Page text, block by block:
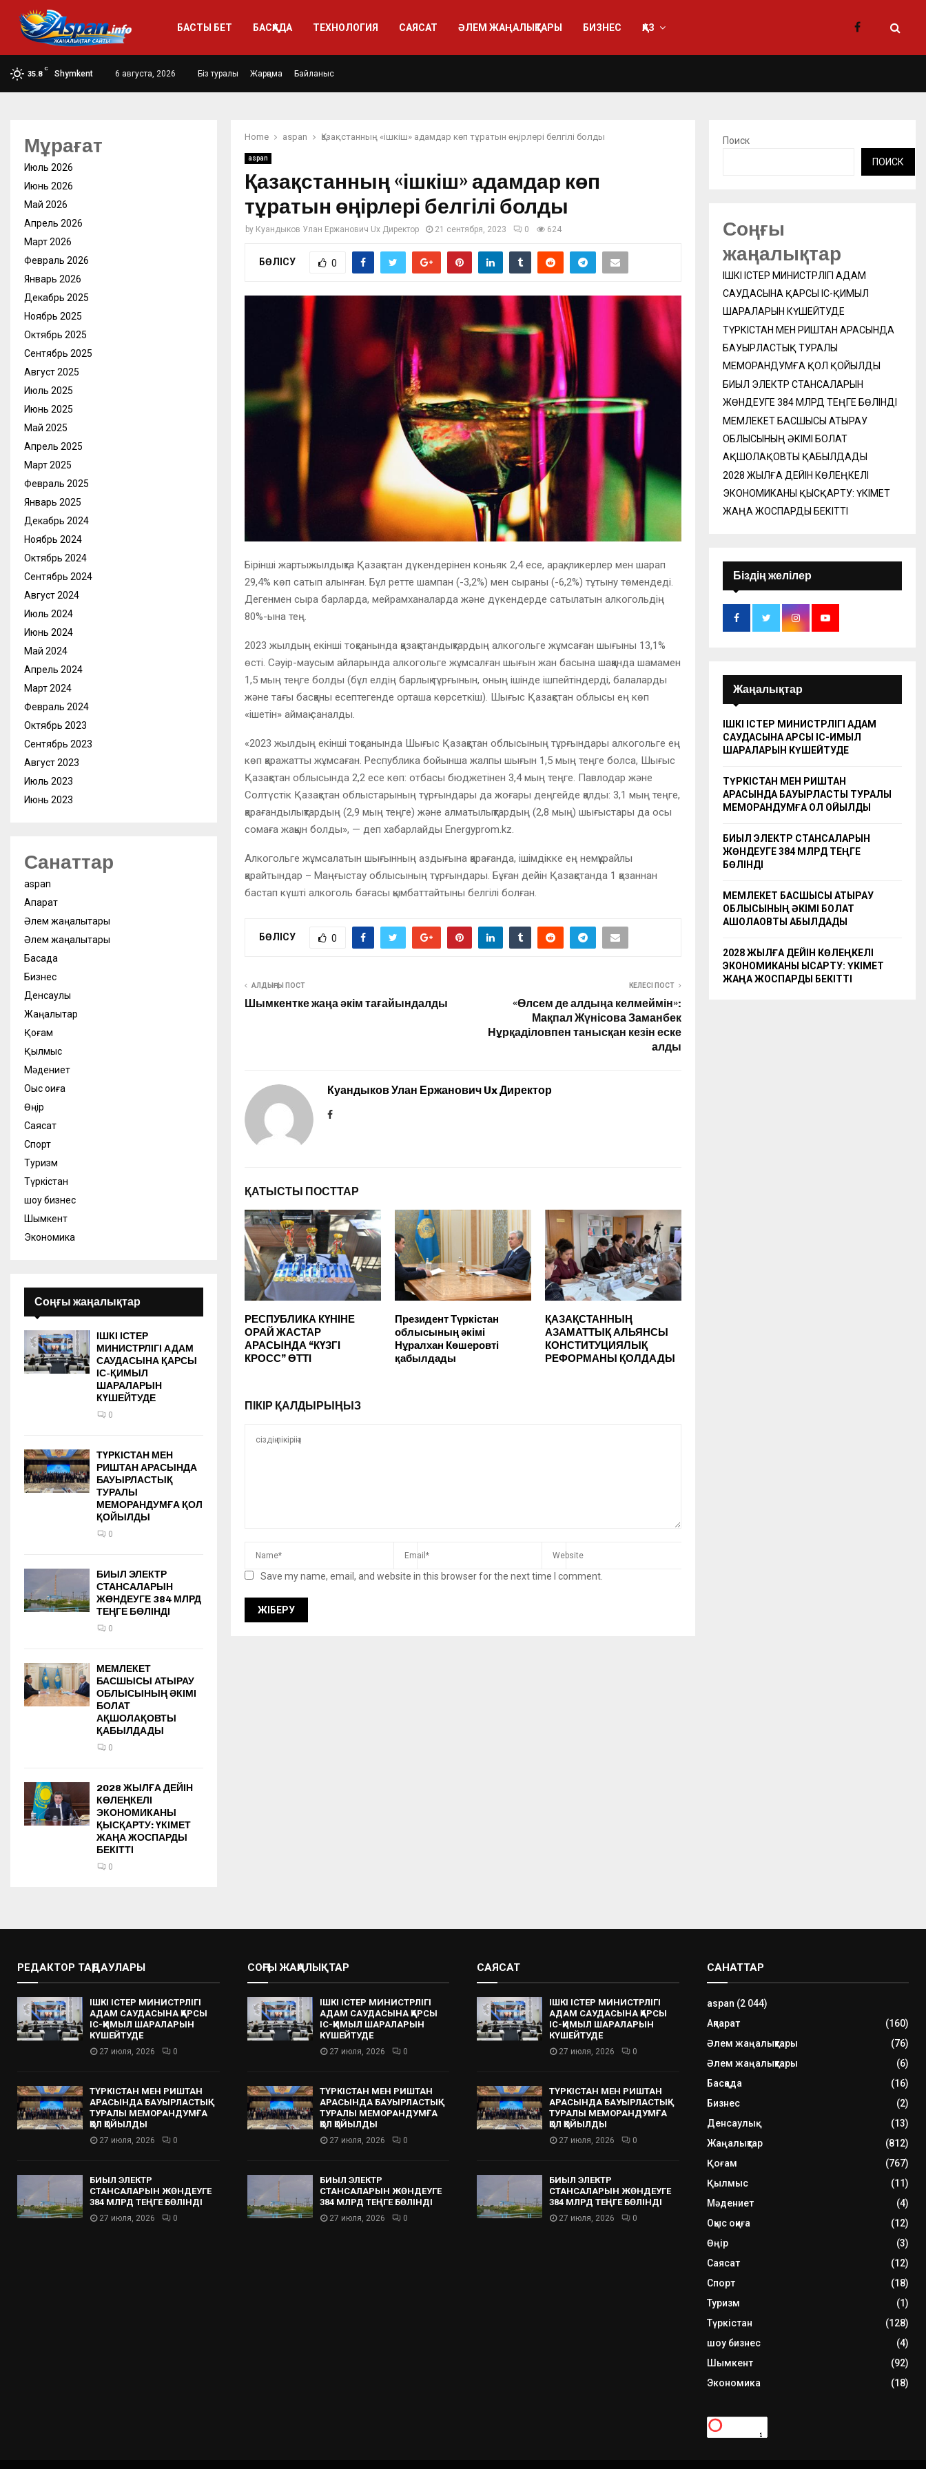
БАСТЫ БЕТ БАСҚАДА ТЕХНОЛОГИЯ САЯСАТ ӘЛЕМ ЖАҢАЛЫҚТАРЫ БИЗНЕС ҚАЗ
35.8
C
Shymkent 6 августа, 2026 Біз туралы Жарңама Байланыс
Home aspan Қазақстанның «ішкіш» адамдар көп тұратын өңірлері белгілі болды
aspan
Қазақстанның «ішкіш» адамдар көп
тұратын өңірлері белгілі болды
by Куандыков Улан Ержанович Ux Директор 21 сентября, 2023 0 624
БӨЛІСУ 0
Бірінші жартыжылдықта Қазақстан дүкендерінен коньяк 2,4 есе, арақ, ликерлер мен шарап
29,4% көп сатып алынған. Бұл ретте шампан (-3,2%) мен сыраны (-6,2%) тұтыну төмендеді.
Дегенмен сыра барларда, мейрамханаларда және дүкендерде сатылатын алкогольдің
80%-ына тең.
2023 жылдың екінші тоқсанында қазақстандықтардың алкогольге жұмсаған шығыны 13,1%
өсті. Сәуір-маусым айларында алкогольге жұмсалған шығын жан басына шаққанда шамамен
1,5 мың теңге болды (бұл елдің барлық тұрғынын, оның ішінде ішпейтіндерді, балаларды
және тағы басқаны есептегенде орташа көрсеткіш). Шығыс Қазақстан облысы ең көп
«ішетін» аймақ саналды.
«2023 жылдың екінші тоқсанында Шығыс Қазақстан облысының тұрғындары алкогольге ең
көп қаражатты жұмсаған. Республика бойынша жалпы шығын 1,5 мың теңге болса, Шығыс
Қазақстан облысында 2,2 есе көп: отбасы бюджетінен 3,4 мың теңге. Павлодар және
Солтүстік Қазақстан облыстарының тұрғындары да жоғары деңгейде қалды: 3,1 мың теңге,
қарағандылықтардың (2,9 мың теңге) және алматылықтардың (2,8 мың) шығыстары да осы
сомаға жақын болды», — деп хабарлайды Energyprom.kz.
Алкогольге жұмсалатын шығынның аздығына қарағанда, ішімдікке ең немқұрайлы
қарайтындар – Маңғыстау облысының тұрғындары. Бұған дейін Қазақстанда 1 қазаннан
бастап күшті алкоголь бағасы қымбаттайтыны белгілі болған.
БӨЛІСУ 0
АЛДЫҢҒЫ ПОСТ
Шымкентке жаңа әкім тағайындалды
КЕЛЕСІ ПОСТ
«Өлсем де алдыңа келмеймін»:
Мақпал Жүнісова Заманбек
Нұрқаділовпен танысқан кезін еске
алды
Куандыков Улан Ержанович Ux Директор
ҚАТЫСТЫ ПОСТТАР
РЕСПУБЛИКА КҮНІНЕ
ОРАЙ ЖАСТАР
АРАСЫНДА “КҮЗГІ
КРОСС” ӨТТІ
Президент Түркістан
облысының әкімі
Нұралхан Көшеровті
қабылдады
ҚАЗАҚСТАННЫҢ
АЗАМАТТЫҚ АЛЬЯНСЫ
КОНСТИТУЦИЯЛЫҚ
РЕФОРМАНЫ ҚОЛДАДЫ
ПІКІР ҚАЛДЫРЫҢЫЗ
Save my name, email, and website in this browser for the next time I comment.
Мұрағат
Июль 2026
Июнь 2026
Май 2026
Апрель 2026
Март 2026
Февраль 2026
Январь 2026
Декабрь 2025
Ноябрь 2025
Октябрь 2025
Сентябрь 2025
Август 2025
Июль 2025
Июнь 2025
Май 2025
Апрель 2025
Март 2025
Февраль 2025
Январь 2025
Декабрь 2024
Ноябрь 2024
Октябрь 2024
Сентябрь 2024
Август 2024
Июль 2024
Июнь 2024
Май 2024
Апрель 2024
Март 2024
Февраль 2024
Октябрь 2023
Сентябрь 2023
Август 2023
Июль 2023
Июнь 2023
Санаттар
aspan
Ақпарат
Әлем жаңалықтары
Әлем жаңалықтары
Басқада
Бизнес
Денсаулық
Жаңалықтар
Қоғам
Қылмыс
Мәдениет
Оқыс оқиға
Өңір
Саясат
Спорт
Туризм
Түркістан
шоу бизнес
Шымкент
Экономика
Соңғы жаңалықтар
ІШКІ ІСТЕР
МИНИСТРЛІГІ АДАМ
САУДАСЫНА ҚАРСЫ
ІС-ҚИМЫЛ
ШАРАЛАРЫН
КҮШЕЙТУДЕ
0
ТҮРКІСТАН МЕН
РИШТАН АРАСЫНДА
БАУЫРЛАСТЫҚ
ТУРАЛЫ
МЕМОРАНДУМҒА ҚОЛ
ҚОЙЫЛДЫ
0
БИЫЛ ЭЛЕКТР
СТАНСАЛАРЫН
ЖӨНДЕУГЕ 384 МЛРД
ТЕҢГЕ БӨЛІНДІ
0
МЕМЛЕКЕТ
БАСШЫСЫ АТЫРАУ
ОБЛЫСЫНЫҢ ӘКІМІ
БОЛАТ
АҚШОЛАҚОВТЫ
ҚАБЫЛДАДЫ
0
2028 ЖЫЛҒА ДЕЙІН
КӨЛЕҢКЕЛІ
ЭКОНОМИКАНЫ
ҚЫСҚАРТУ: ҮКІМЕТ
ЖАҢА ЖОСПАРДЫ
БЕКІТТІ
0
Поиск
ПОИСК
Соңғы
жаңалықтар
ІШКІ ІСТЕР МИНИСТРЛІГІ АДАМ
САУДАСЫНА ҚАРСЫ ІС-ҚИМЫЛ
ШАРАЛАРЫН КҮШЕЙТУДЕ
ТҮРКІСТАН МЕН РИШТАН АРАСЫНДА
БАУЫРЛАСТЫҚ ТУРАЛЫ
МЕМОРАНДУМҒА ҚОЛ ҚОЙЫЛДЫ
БИЫЛ ЭЛЕКТР СТАНСАЛАРЫН
ЖӨНДЕУГЕ 384 МЛРД ТЕҢГЕ БӨЛІНДІ
МЕМЛЕКЕТ БАСШЫСЫ АТЫРАУ
ОБЛЫСЫНЫҢ ӘКІМІ БОЛАТ
АҚШОЛАҚОВТЫ ҚАБЫЛДАДЫ
2028 ЖЫЛҒА ДЕЙІН КӨЛЕҢКЕЛІ
ЭКОНОМИКАНЫ ҚЫСҚАРТУ: ҮКІМЕТ
ЖАҢА ЖОСПАРДЫ БЕКІТТІ
Біздің желілер
Жаңалықтар
ІШКІ ІСТЕР МИНИСТРЛІГІ АДАМ
САУДАСЫНА ҚАРСЫ ІС-ҚИМЫЛ
ШАРАЛАРЫН КҮШЕЙТУДЕ
ТҮРКІСТАН МЕН РИШТАН
АРАСЫНДА БАУЫРЛАСТЫҚ ТУРАЛЫ
МЕМОРАНДУМҒА ҚОЛ ҚОЙЫЛДЫ
БИЫЛ ЭЛЕКТР СТАНСАЛАРЫН
ЖӨНДЕУГЕ 384 МЛРД ТЕҢГЕ
БӨЛІНДІ
МЕМЛЕКЕТ БАСШЫСЫ АТЫРАУ
ОБЛЫСЫНЫҢ ӘКІМІ БОЛАТ
АҚШОЛАҚОВТЫ ҚАБЫЛДАДЫ
2028 ЖЫЛҒА ДЕЙІН КӨЛЕҢКЕЛІ
ЭКОНОМИКАНЫ ҚЫСҚАРТУ: ҮКІМЕТ
ЖАҢА ЖОСПАРДЫ БЕКІТТІ
РЕДАКТОР ТАҢДАУЛАРЫ
ІШКІ ІСТЕР МИНИСТРЛІГІ
АДАМ САУДАСЫНА ҚАРСЫ
ІС-ҚИМЫЛ ШАРАЛАРЫН
КҮШЕЙТУДЕ
27 июля, 2026 0
ТҮРКІСТАН МЕН РИШТАН
АРАСЫНДА БАУЫРЛАСТЫҚ
ТУРАЛЫ МЕМОРАНДУМҒА
ҚОЛ ҚОЙЫЛДЫ
27 июля, 2026 0
БИЫЛ ЭЛЕКТР
СТАНСАЛАРЫН ЖӨНДЕУГЕ
384 МЛРД ТЕҢГЕ БӨЛІНДІ
27 июля, 2026 0
СОҢҒЫ ЖАҢАЛЫҚТАР
ІШКІ ІСТЕР МИНИСТРЛІГІ
АДАМ САУДАСЫНА ҚАРСЫ
ІС-ҚИМЫЛ ШАРАЛАРЫН
КҮШЕЙТУДЕ
27 июля, 2026 0
ТҮРКІСТАН МЕН РИШТАН
АРАСЫНДА БАУЫРЛАСТЫҚ
ТУРАЛЫ МЕМОРАНДУМҒА
ҚОЛ ҚОЙЫЛДЫ
27 июля, 2026 0
БИЫЛ ЭЛЕКТР
СТАНСАЛАРЫН ЖӨНДЕУГЕ
384 МЛРД ТЕҢГЕ БӨЛІНДІ
27 июля, 2026 0
САЯСАТ
ІШКІ ІСТЕР МИНИСТРЛІГІ
АДАМ САУДАСЫНА ҚАРСЫ
ІС-ҚИМЫЛ ШАРАЛАРЫН
КҮШЕЙТУДЕ
27 июля, 2026 0
ТҮРКІСТАН МЕН РИШТАН
АРАСЫНДА БАУЫРЛАСТЫҚ
ТУРАЛЫ МЕМОРАНДУМҒА
ҚОЛ ҚОЙЫЛДЫ
27 июля, 2026 0
БИЫЛ ЭЛЕКТР
СТАНСАЛАРЫН ЖӨНДЕУГЕ
384 МЛРД ТЕҢГЕ БӨЛІНДІ
27 июля, 2026 0
САНАТТАР
aspan (2 044)
Ақпарат
(160)
Әлем жаңалықтары
(76)
Әлем жаңалықтары
(6)
Басқада
(16)
Бизнес
(2)
Денсаулық
(13)
Жаңалықтар
(812)
Қоғам
(767)
Қылмыс
(11)
Мәдениет
(4)
Оқыс оқиға
(12)
Өңір
(3)
Саясат
(12)
Спорт
(18)
Туризм
(1)
Түркістан
(128)
шоу бизнес
(4)
Шымкент
(92)
Экономика
(18)